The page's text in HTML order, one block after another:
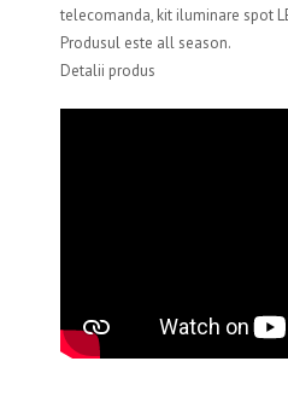
telecomanda, kit iluminare spot
Produsul este all season.
Detalii produs